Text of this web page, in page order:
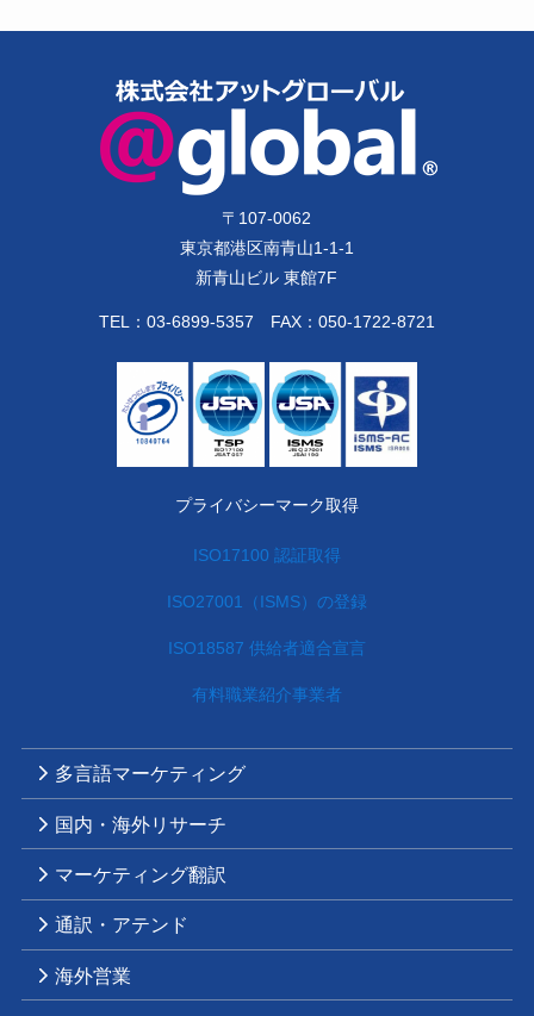
〒 107-0062
東京都港区南青山1-1-1
新青山ビル 東館7F
TEL： 03-6899-5357 FAX：050-1722-8721
プライバシーマーク取得
ISO17100 認証取得
ISO27001（ISMS）の登録
ISO18587 供給者適合宣言
有料職業紹介事業者
多言語マーケティング
国内・海外リサーチ
マーケティング翻訳
通訳・アテンド
海外営業